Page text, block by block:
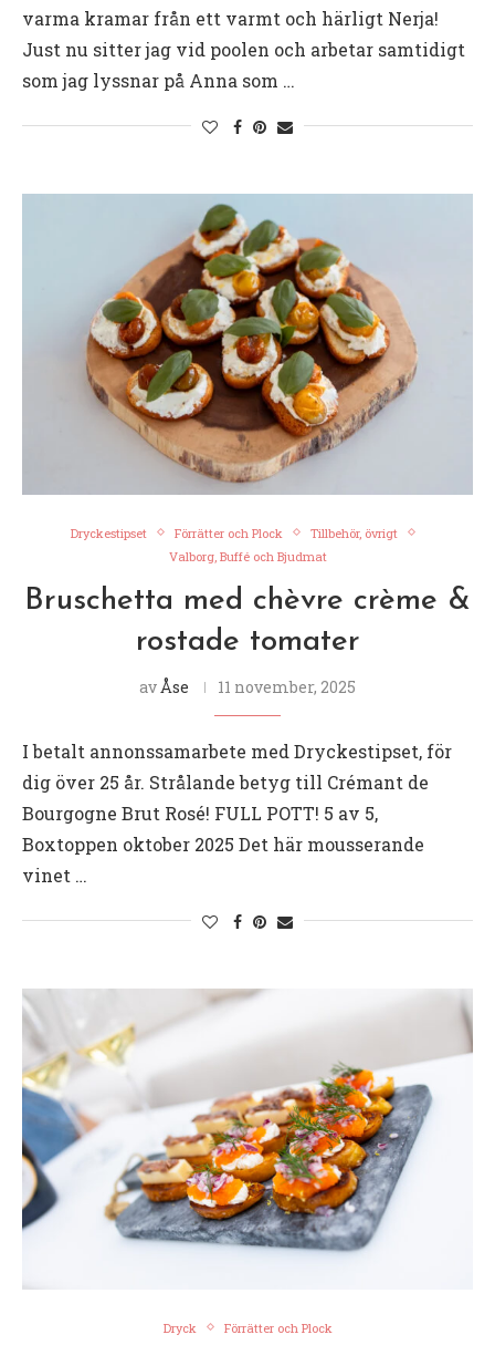
varma kramar från ett varmt och härligt Nerja!
Just nu sitter jag vid poolen och arbetar samtidigt
som jag lyssnar på Anna som …
Dryckestipset Förrätter och Plock
Tillbehör, övrigt
Valborg, Buffé och Bjudmat
Bruschetta med chèvre crème &
rostade tomater
av Åse 11 november, 2025
I betalt annonssamarbete med Dryckestipset, för
dig över 25 år. Strålande betyg till Crémant de
Bourgogne Brut Rosé! FULL POTT! 5 av 5,
Boxtoppen oktober 2025 Det här mousserande
vinet …
Dryck Förrätter och Plock